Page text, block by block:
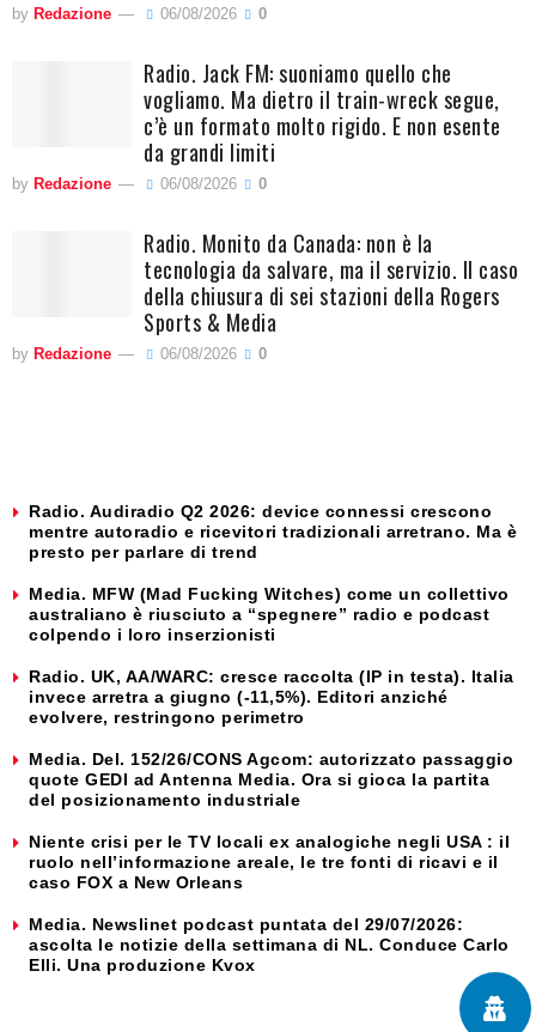
by Redazione 06/08/2026 0
Radio. Jack FM: suoniamo quello che
vogliamo. Ma dietro il train-wreck segue,
c’è un formato molto rigido. E non esente
da grandi limiti
by Redazione 06/08/2026 0
Radio. Monito da Canada: non è la
tecnologia da salvare, ma il servizio. Il caso
della chiusura di sei stazioni della Rogers
Sports & Media
by Redazione 06/08/2026 0
Radio. Audiradio Q2 2026: device connessi crescono
mentre autoradio e ricevitori tradizionali arretrano. Ma è
presto per parlare di trend
Media. MFW (Mad Fucking Witches) come un collettivo
australiano è riusciuto a “spegnere” radio e podcast
colpendo i loro inserzionisti
Radio. UK, AA/WARC: cresce raccolta (IP in testa). Italia
invece arretra a giugno (-11,5%). Editori anziché
evolvere, restringono perimetro
Media. Del. 152/26/CONS Agcom: autorizzato passaggio
quote GEDI ad Antenna Media. Ora si gioca la partita
del posizionamento industriale
Niente crisi per le TV locali ex analogiche negli USA : il
ruolo nell’informazione areale, le tre fonti di ricavi e il
caso FOX a New Orleans
Media. Newslinet podcast puntata del 29/07/2026:
ascolta le notizie della settimana di NL. Conduce Carlo
Elli. Una produzione Kvox